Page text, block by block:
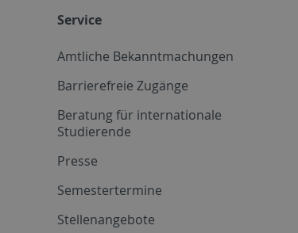
Service
Amtliche Bekanntmachungen
Barrierefreie Zugänge
Beratung für internationale
Studierende
Presse
Semestertermine
Stellenangebote